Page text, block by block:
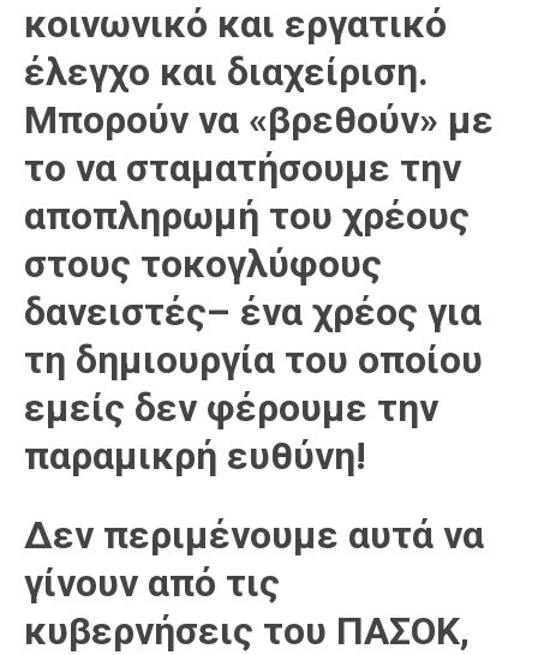
κοινωνικό και εργατικό
έλεγχο και διαχείριση.
Μπορούν να «βρεθούν» με
το να σταματήσουμε την
αποπληρωμή του χρέους
στους τοκογλύφους
δανειστές– ένα χρέος για
τη δημιουργία του οποίου
εμείς δεν φέρουμε την
παραμικρή ευθύνη!
Δεν περιμένουμε αυτά να
γίνουν από τις
κυβερνήσεις του ΠΑΣΟΚ,